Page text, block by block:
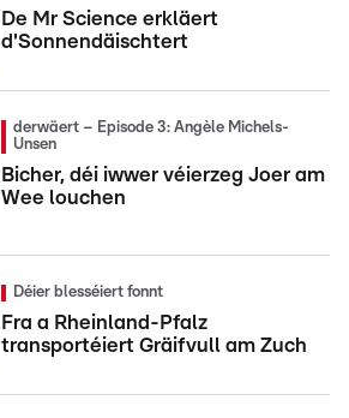
De Mr Science erkläert
d'Sonnendäischtert
derwäert – Episode 3: Angèle Michels-
Unsen
Bicher, déi iwwer véierzeg Joer am
Wee louchen
Déier blesséiert fonnt
Fra a Rheinland-Pfalz
transportéiert Gräifvull am Zuch